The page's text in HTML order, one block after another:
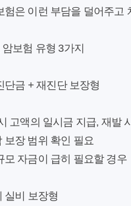
험은 이런 부담을 덜어주
보험 유형 3가지
단금 + 재진단 보장형
고액의 일시금 지급, 재발
보장 범위 확인 필요
모 자금이 급히 필요할 경우
실비 보장형